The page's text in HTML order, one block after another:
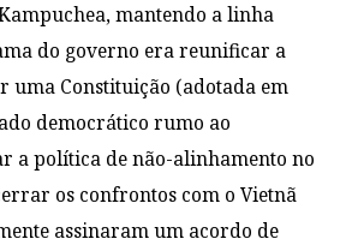
mantendo a linha
do governo era reunificar a
uma Constituição (adotada em
democrático rumo ao
a política de não-alinhamento no
os confrontos com o Vietnã
assinaram um acordo de